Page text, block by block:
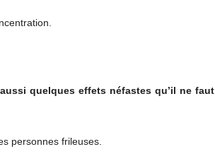
quelques effets néfastes qu’il ne faut
personnes frileuses.